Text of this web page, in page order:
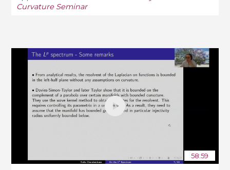
Curvature Seminar
58:59